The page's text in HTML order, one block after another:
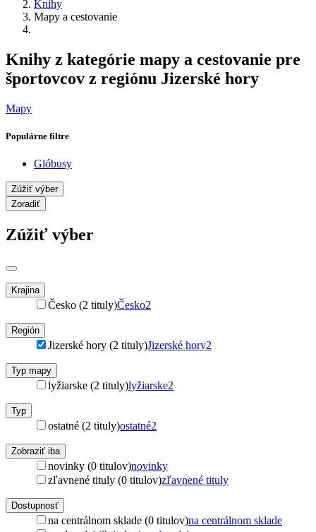
Knihy
Mapy a cestovanie
Knihy z kategórie mapy a cestovanie pre
športovcov z regiónu Jizerské hory
Mapy
Populárne filtre
Glóbusy
Zúžiť výber
Zoradiť
Zúžiť výber
Krajina
Česko (2 tituly)Česko2
Región
Jizerské hory (2 tituly)Jizerské hory2
Typ mapy
lyžiarske (2 tituly)lyžiarske2
Typ
ostatné (2 tituly)ostatné2
Zobraziť iba
novinky (0 titulov)novinky
zľavnené tituly (0 titulov)zľavnené tituly
Dostupnosť
na centrálnom sklade (0 titulov)na centrálnom sklade